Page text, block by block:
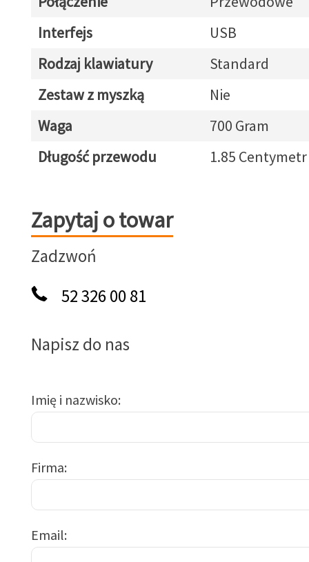
Interfejs
USB
Rodzaj klawiatury
Standard
Zestaw z myszką
Nie
Waga
700 Gram
Długość przewodu
1.85 Centymetr
Zapytaj o towar
Zapytaj o towar
Zadzwoń
52 326 00 81
Napisz do nas
Imię i nazwisko
Firma
Email